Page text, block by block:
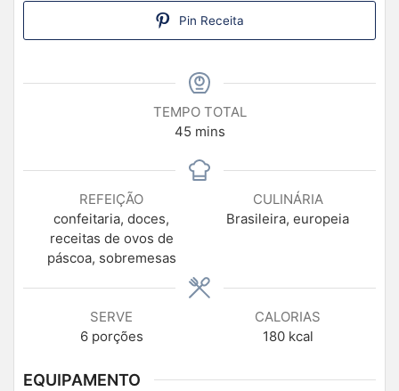
Pin Receita
TEMPO TOTAL
45 mins
REFEIÇÃO
confeitaria, doces,
receitas de ovos de
páscoa, sobremesas
CULINÁRIA
Brasileira, europeia
SERVE
6 porções
CALORIAS
180 kcal
EQUIPAMENTO